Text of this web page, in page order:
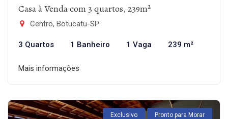
Casa à Venda com 3 quartos, 239m²
Centro, Botucatu-SP
3 Quartos 1 Banheiro 1 Vaga 239 m²
Mais informações
Exclusivo Pronto para Morar